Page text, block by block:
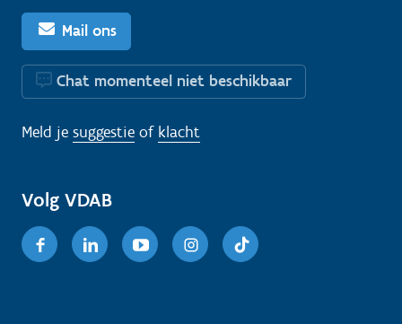
Mail ons
Chat momenteel niet beschikbaar
Meld je suggestie of klacht
Volg VDAB
FacebookLinkedinYoutubeInstagram